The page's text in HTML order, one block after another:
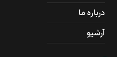
درباره ما
آرشیو